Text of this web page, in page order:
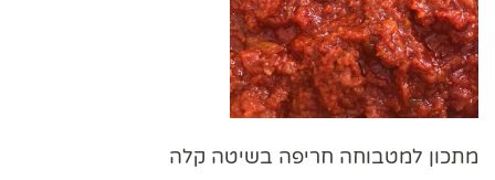
מתכון למטבוחה חריפה בשיטה קלה